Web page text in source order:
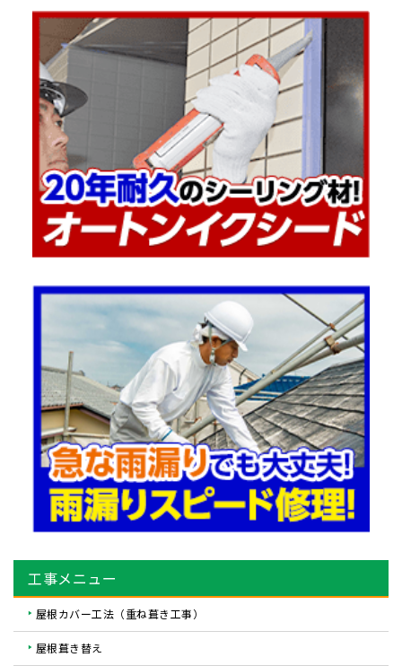
工事メニュー
屋根カバー工法（重ね葺き工事）
屋根葺き替え